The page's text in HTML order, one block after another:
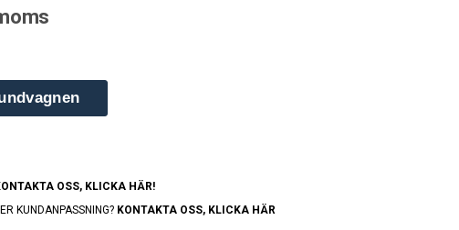
OSS, KLICKA HÄR!
KUNDANPASSNING? KONTAKTA OSS, KLICKA HÄR